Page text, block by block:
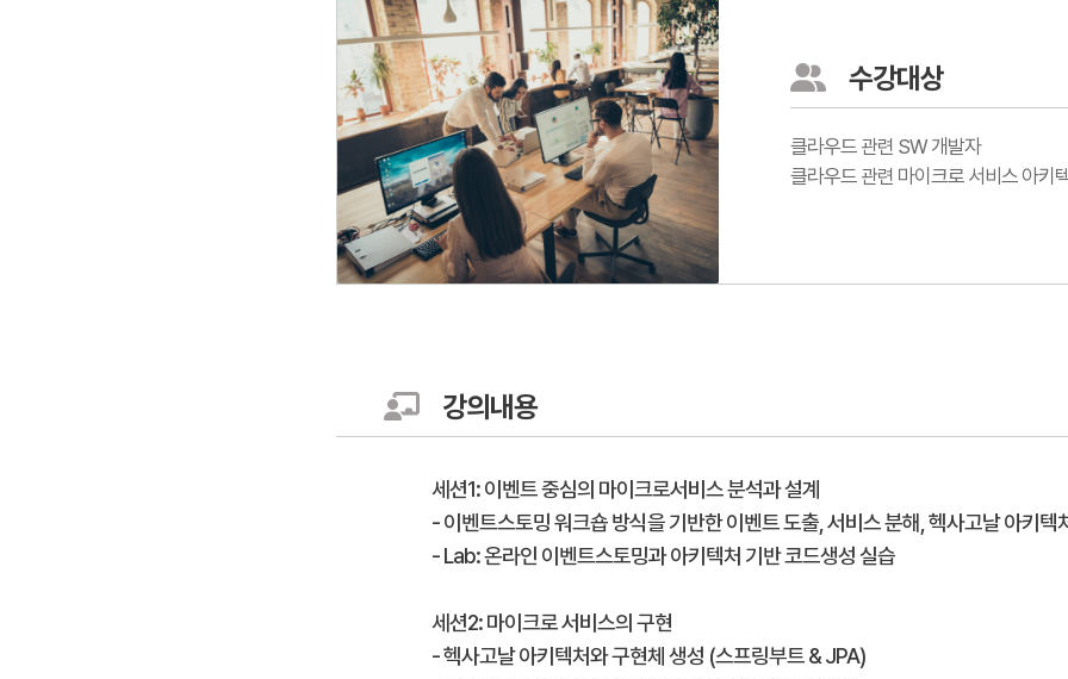
수강대상
클라우드 관련 SW 개발자
클라우드 관련 마이크로 서비스 아키
강의내용
세션1: 이벤트 중심의 마이크로서비스 분석과 설계
- 이벤트스토밍 워크숍 방식을 기반한 이벤트 도출, 서비스 분해, 헥사고날 아키텍
- Lab: 온라인 이벤트스토밍과 아키텍처 기반 코드생성 실습
세션2: 마이크로 서비스의 구현
- 헥사고날 아키텍처와 구현체 생성 (스프링부트 & JPA)